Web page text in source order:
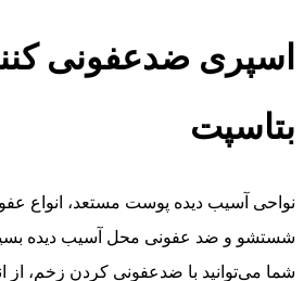
اسپری ضدعفونی
بتاسپت
نواحی آسیب دیده پوست مستعد، انواع
شستشو و ضد عفونی محل آسیب دیده
شما می‌توانید با ضدعفونی کردن زخم، از